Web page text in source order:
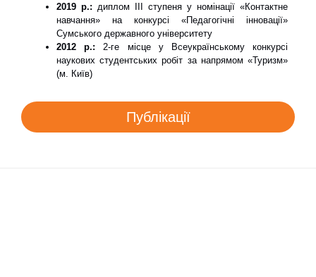
2019 р.: диплом ІІІ ступеня у номінації «Контактне
навчання» на конкурсі «Педагогічні інновації»
Сумського державного університету
2012 р.:2-ге місце у Всеукраїнському конкурсі
наукових студентських робіт за напрямом «Туризм»
(м. Київ)
Публікації